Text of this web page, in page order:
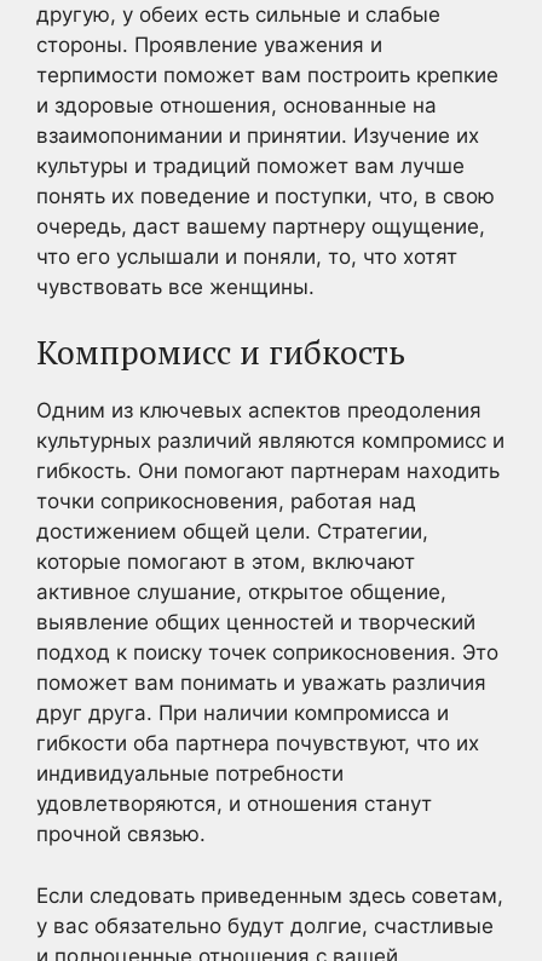
другую, у обеих есть сильные и слабые
стороны. Проявление уважения и
терпимости поможет вам построить крепкие
и здоровые отношения, основанные на
взаимопонимании и принятии. Изучение их
культуры и традиций поможет вам лучше
понять их поведение и поступки, что, в свою
очередь, даст вашему партнеру ощущение,
что его услышали и поняли, то, что хотят
чувствовать все женщины.
Компромисс и гибкость
Одним из ключевых аспектов преодоления
культурных различий являются компромисс и
гибкость. Они помогают партнерам находить
точки соприкосновения, работая над
достижением общей цели. Стратегии,
которые помогают в этом, включают
активное слушание, открытое общение,
выявление общих ценностей и творческий
подход к поиску точек соприкосновения. Это
поможет вам понимать и уважать различия
друг друга. При наличии компромисса и
гибкости оба партнера почувствуют, что их
индивидуальные потребности
удовлетворяются, и отношения станут
прочной связью.
Если следовать приведенным здесь советам,
у вас обязательно будут долгие, счастливые
и полноценные отношения с вашей